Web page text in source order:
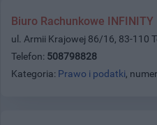
Biuro Rachunkowe INFINITY
ul. Armii Krajowej 86/16, 83-110
Telefon: 508798828
Kategoria: Prawo i podatki,